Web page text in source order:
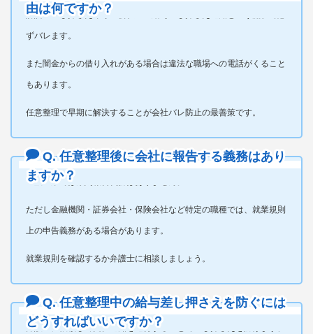
由は何ですか？
訴訟→差し押さえ命令→会社への給与差し押さえ通知という流れで必
ずバレます。
また闇金からの借り入れがある場合は違法な職場への電話がくること
もあります。
任意整理で早期に解決することが会社バレ防止の最善策です。
Q. 任意整理後に会社に報告する義務はあり
ますか？
一般企業では原則報告義務はありません。
ただし金融機関・証券会社・保険会社など特定の職種では、就業規則
上の申告義務がある場合があります。
就業規則を確認するか弁護士に相談しましょう。
Q. 任意整理中の給与差し押さえを防ぐには
どうすればいいですか？
弁護士に依頼して受任通知を送付することで差し押さえを防げます。